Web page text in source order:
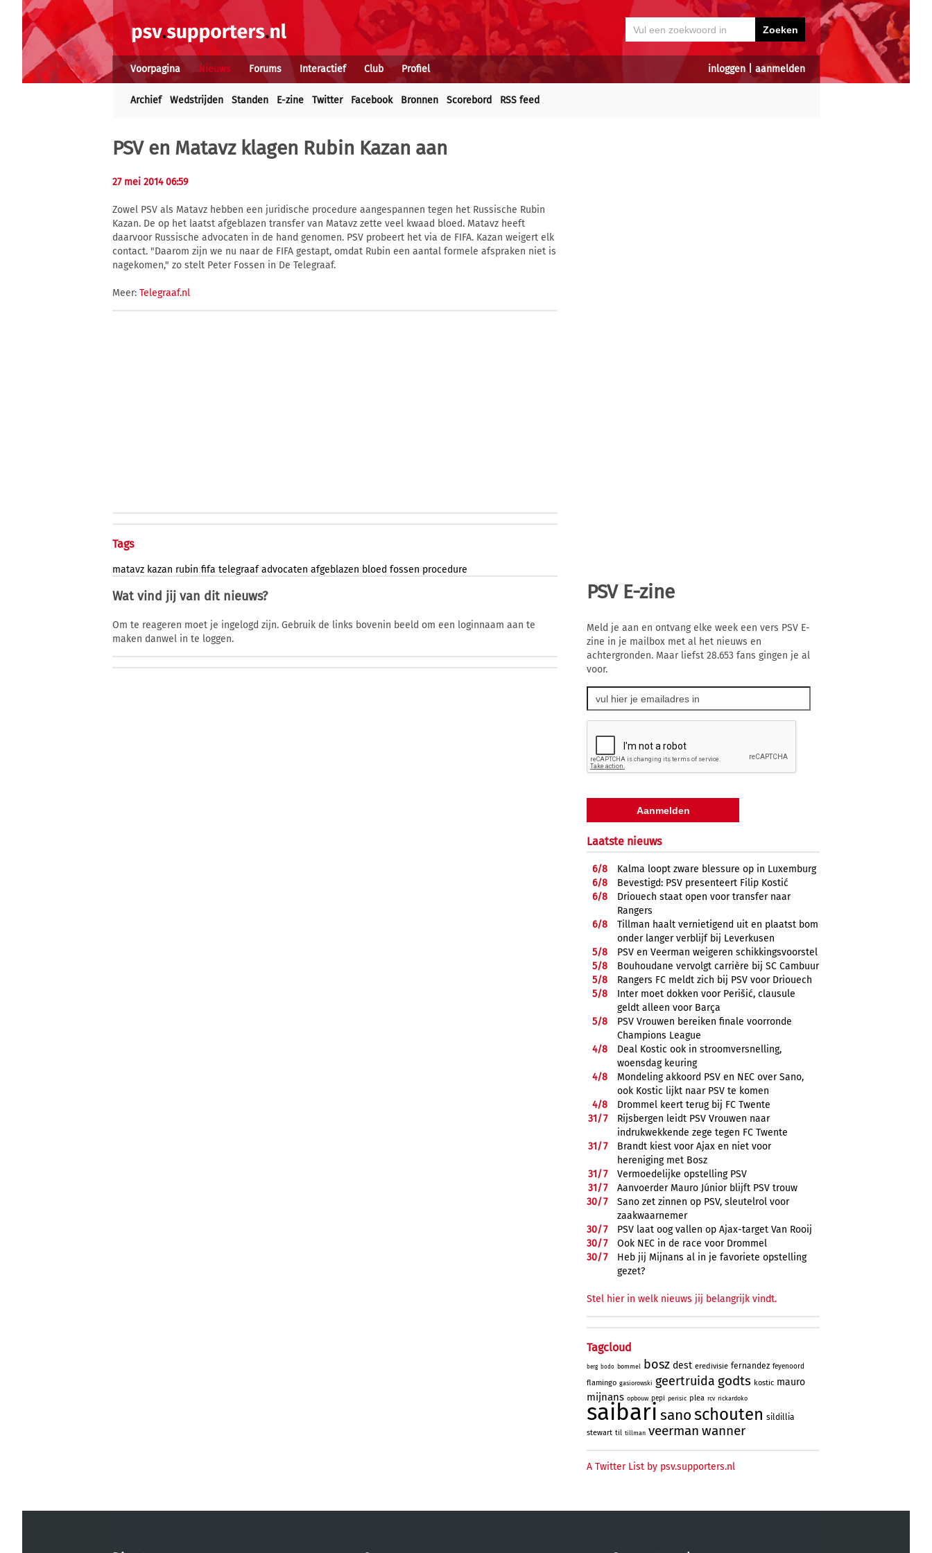
inloggen| aanmelden
Voorpagina Nieuws Forums Interactief Club Profiel
Archief Wedstrijden Standen E-zine Twitter Facebook Bronnen Scorebord RSS feed
PSV en Matavz klagen Rubin Kazan aan
27 mei 2014 06:59
Zowel PSV als Matavz hebben een juridische procedure aangespannen tegen het Russische Rubin
Kazan. De op het laatst afgeblazen transfer van Matavz zette veel kwaad bloed. Matavz heeft
daarvoor Russische advocaten in de hand genomen. PSV probeert het via de FIFA. Kazan weigert elk
contact. "Daarom zijn we nu naar de FIFA gestapt, omdat Rubin een aantal formele afspraken niet is
nagekomen," zo stelt Peter Fossen in De Telegraaf.
Meer: Telegraaf.nl
Tags
matavz kazan rubin fifa telegraaf advocaten afgeblazen bloed fossen procedure
Wat vind jij van dit nieuws?
Om te reageren moet je ingelogd zijn. Gebruik de links bovenin beeld om een loginnaam aan te
maken danwel in te loggen.
PSV E-zine
Meld je aan en ontvang elke week een vers PSV E-
zine in je mailbox met al het nieuws en
achtergronden. Maar liefst 28.653 fans gingen je al
voor.
Laatste nieuws
6/8
Kalma loopt zware blessure op in Luxemburg
6/8
Bevestigd: PSV presenteert Filip Kostić
6/8
Driouech staat open voor transfer naar
Rangers
6/8
Tillman haalt vernietigend uit en plaatst bom
onder langer verblijf bij Leverkusen
5/8
PSV en Veerman weigeren schikkingsvoorstel
5/8
Bouhoudane vervolgt carrière bij SC Cambuur
5/8
Rangers FC meldt zich bij PSV voor Driouech
5/8
Inter moet dokken voor Perišić, clausule
geldt alleen voor Barça
5/8
PSV Vrouwen bereiken finale voorronde
Champions League
4/8
Deal Kostic ook in stroomversnelling,
woensdag keuring
4/8
Mondeling akkoord PSV en NEC over Sano,
ook Kostic lijkt naar PSV te komen
4/8
Drommel keert terug bij FC Twente
31/7
Rijsbergen leidt PSV Vrouwen naar
indrukwekkende zege tegen FC Twente
31/7
Brandt kiest voor Ajax en niet voor
hereniging met Bosz
31/7
Vermoedelijke opstelling PSV
31/7
Aanvoerder Mauro Júnior blijft PSV trouw
30/7
Sano zet zinnen op PSV, sleutelrol voor
zaakwaarnemer
30/7
PSV laat oog vallen op Ajax-target Van Rooij
30/7
Ook NEC in de race voor Drommel
30/7
Heb jij Mijnans al in je favoriete opstelling
gezet?
Stel hier in welk nieuws jij belangrijk vindt.
Tagcloud
berg bodo bommel bosz dest eredivisie fernandez feyenoord
flamingo gasiorowski geertruida godts kostic mauro
mijnans opbouw pepi perisic plea rcv rickardoko
saibari sanoschouten sildillia
stewart til tillman veerman wanner
A Twitter List by psv.supporters.nl